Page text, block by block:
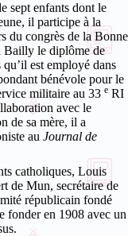
sept enfants dont le
il participe à la
du congrès de la Bonne
Bailly le diplôme de
est employé dans
bénévole pour le
militaire au 33 e RI
avec le
de sa mère, il a
au Journal de
catholiques, Louis
de Mun, secrétaire de
républicain fondé
fonder en 1908 avec un